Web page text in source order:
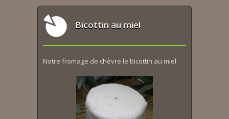
Bicottin au miel
Notre fromage de chèvre le bicottin au miel.